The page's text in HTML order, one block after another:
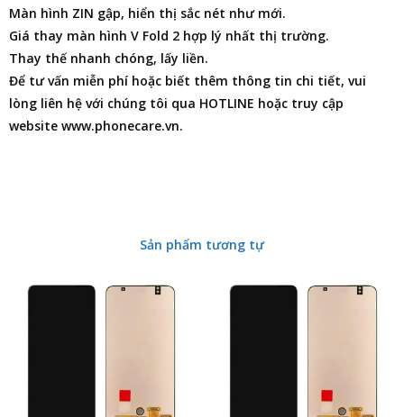
Màn hình ZIN gập, hiển thị sắc nét như mới.
Giá thay màn hình V Fold 2 hợp lý nhất thị trường.
Thay thế nhanh chóng, lấy liền.
Để tư vấn miễn phí hoặc biết thêm thông tin chi tiết, vui
lòng liên hệ với chúng tôi qua HOTLINE hoặc truy cập
website www.phonecare.vn.
Sản phẩm tương tự